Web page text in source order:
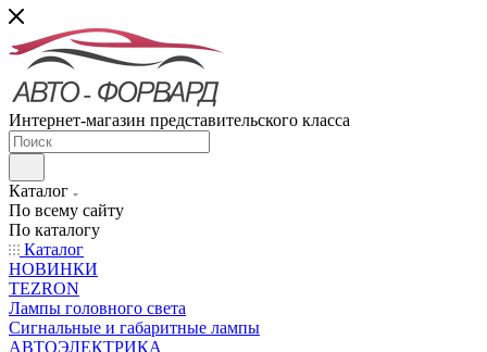
Интернет-магазин представительского класса
Каталог
По всему сайту
По каталогу
Каталог
НОВИНКИ
TEZRON
Лампы головного света
Сигнальные и габаритные лампы
АВТОЭЛЕКТРИКА